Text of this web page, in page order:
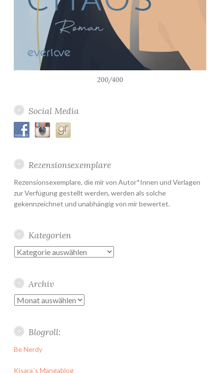
200/400
Social Media
Rezensionsexemplare
Rezensionsexemplare, die mir von Autor*Innen und Verlagen
zur Verfügung gestellt werden, werden als solche
gekennzeichnet und unabhängig von mir bewertet.
Kategorien
Kategorien
Archiv
Archiv
Blogroll:
Be Nerdy
Kisara´s Mangablog